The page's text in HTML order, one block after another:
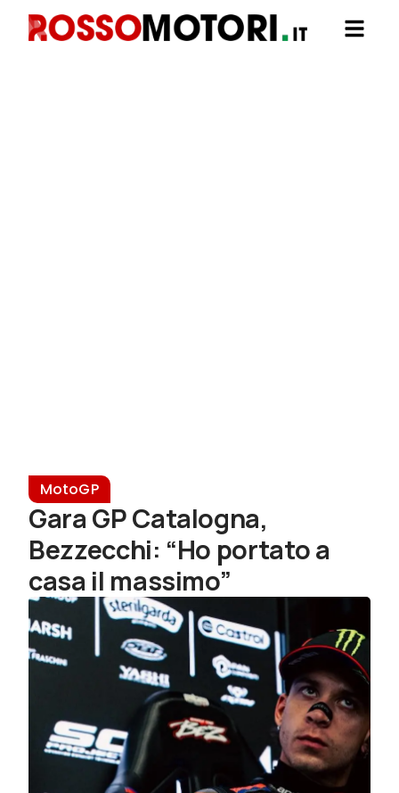
MotoGP
Gara GP Catalogna,
Bezzecchi: “Ho portato a
casa il massimo”